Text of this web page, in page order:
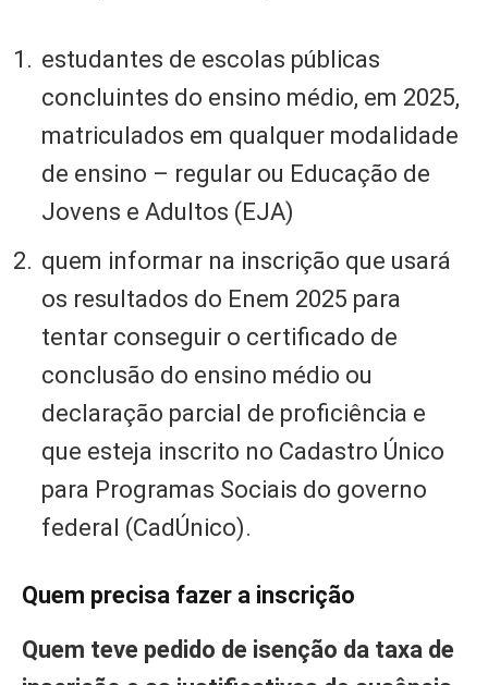
estudantes de escolas públicas
concluintes do ensino médio, em 2025,
matriculados em qualquer modalidade
de ensino – regular ou Educação de
Jovens e Adultos (EJA)
quem informar na inscrição que usará
os resultados do Enem 2025 para
tentar conseguir o certificado de
conclusão do ensino médio ou
declaração parcial de proficiência e
que esteja inscrito no Cadastro Único
para Programas Sociais do governo
federal (CadÚnico).
Quem precisa fazer a inscrição
Quem teve pedido de isenção da taxa de